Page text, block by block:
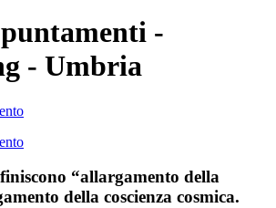
-
- Umbria
“allargamento della
della coscienza cosmica.